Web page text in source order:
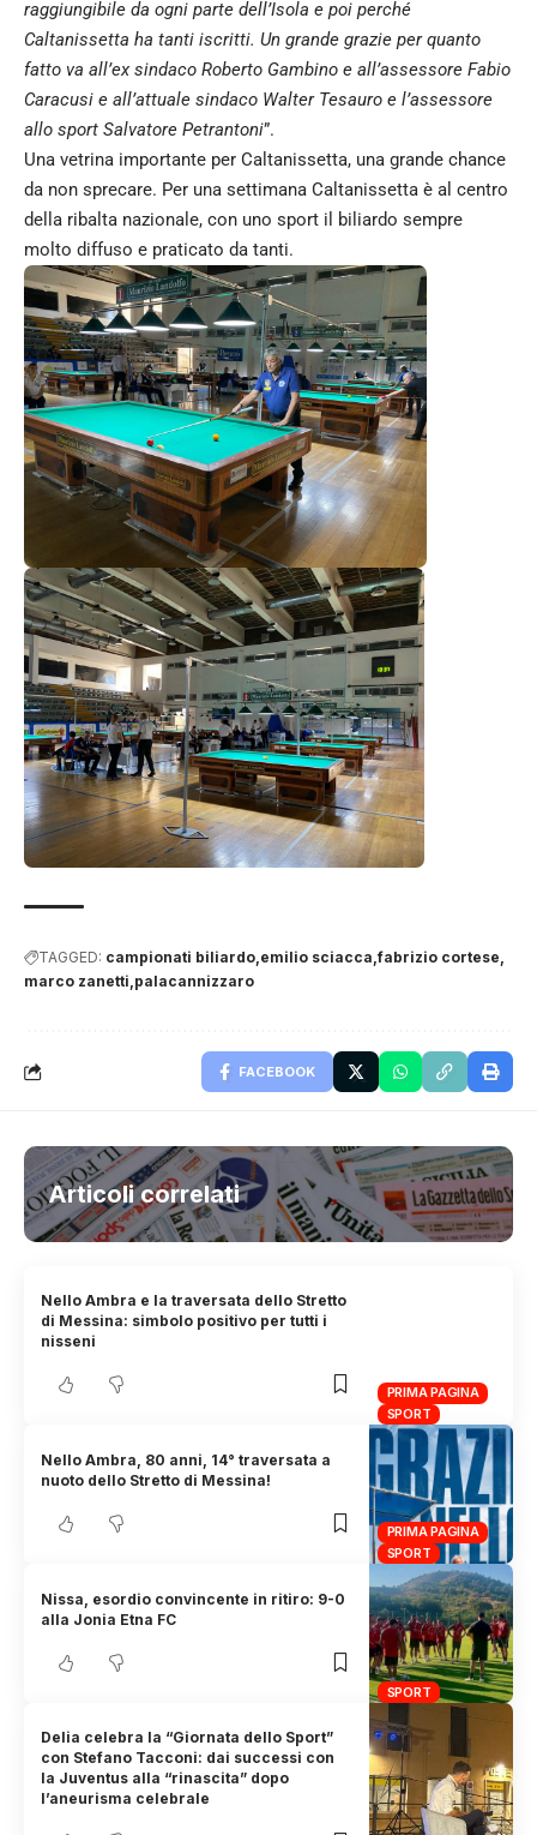
raggiungibile da ogni parte dell’Isola e poi perché
Caltanissetta ha tanti iscritti. Un grande grazie per quanto
fatto va all’ex sindaco Roberto Gambino e all’assessore Fabio
Caracusi e all’attuale sindaco Walter Tesauro e l’assessore
allo sport Salvatore Petrantoni”.
Una vetrina importante per Caltanissetta, una grande chance
da non sprecare. Per una settimana Caltanissetta è al centro
della ribalta nazionale, con uno sport il biliardo sempre
molto diffuso e praticato da tanti.
TAGGED: campionati biliardo emilio sciacca fabrizio cortese
marco zanetti palacannizzaro
FACEBOOK
Articoli correlati
PRIMA PAGINA
SPORT
Nello Ambra e la traversata dello Stretto
di Messina: simbolo positivo per tutti i
nisseni
PRIMA PAGINA
SPORT
Nello Ambra, 80 anni, 14° traversata a
nuoto dello Stretto di Messina!
SPORT
Nissa, esordio convincente in ritiro: 9-0
alla Jonia Etna FC
Delia celebra la “Giornata dello Sport”
con Stefano Tacconi: dai successi con
la Juventus alla “rinascita” dopo
l’aneurisma celebrale